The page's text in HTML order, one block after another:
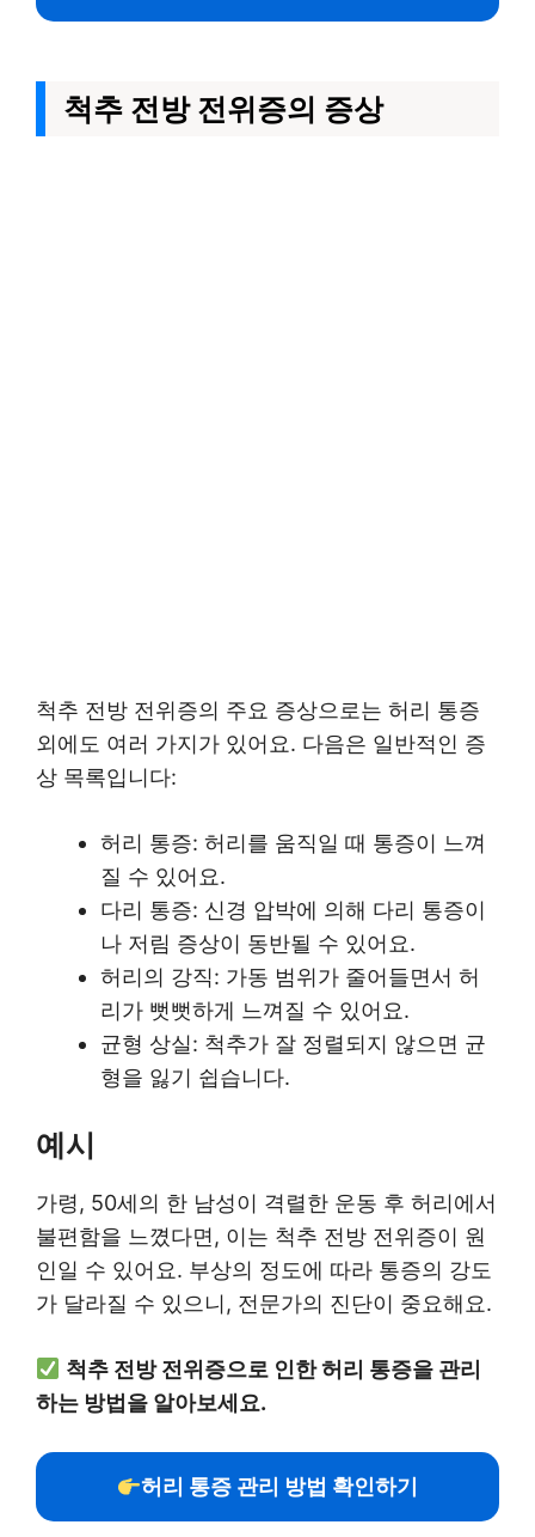
척추 전방 전위증의 증상
척추 전방 전위증의 주요 증상으로는 허리 통증
외에도 여러 가지가 있어요. 다음은 일반적인 증
상 목록입니다:
허리 통증: 허리를 움직일 때 통증이 느껴
질 수 있어요.
다리 통증: 신경 압박에 의해 다리 통증이
나 저림 증상이 동반될 수 있어요.
허리의 강직: 가동 범위가 줄어들면서 허
리가 뻣뻣하게 느껴질 수 있어요.
균형 상실: 척추가 잘 정렬되지 않으면 균
형을 잃기 쉽습니다.
예시
가령, 50세의 한 남성이 격렬한 운동 후 허리에서
불편함을 느꼈다면, 이는 척추 전방 전위증이 원
인일 수 있어요. 부상의 정도에 따라 통증의 강도
가 달라질 수 있으니, 전문가의 진단이 중요해요.
척추 전방 전위증으로 인한 허리 통증을 관리
하는 방법을 알아보세요.
허리 통증 관리 방법 확인하기